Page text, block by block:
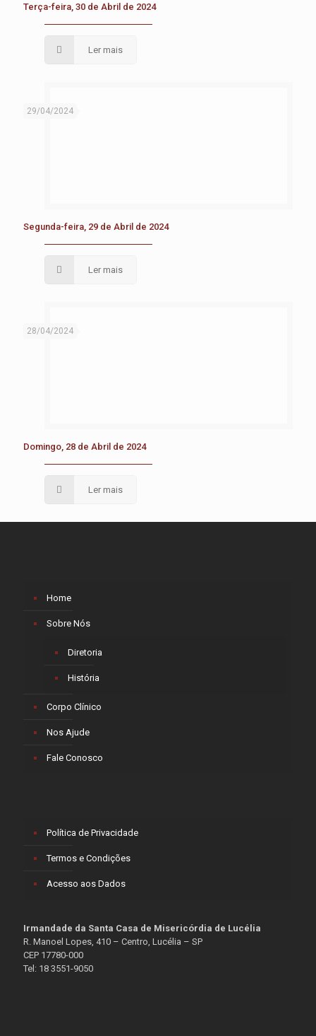
Terça-feira, 30 de Abril de 2024
Ler mais
29/04/2024
Segunda-feira, 29 de Abril de 2024
Ler mais
28/04/2024
Domingo, 28 de Abril de 2024
Ler mais
Home
Sobre Nós
Diretoria
História
Corpo Clínico
Nos Ajude
Fale Conosco
Política de Privacidade
Termos e Condições
Acesso aos Dados
Irmandade da Santa Casa de Misericórdia de Lucélia
R. Manoel Lopes, 410 – Centro, Lucélia – SP
CEP 17780-000
Tel: 18 3551-9050